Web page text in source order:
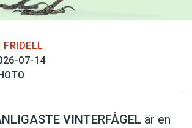
FRIDELL
07-14
VINTERFÅGEL är en